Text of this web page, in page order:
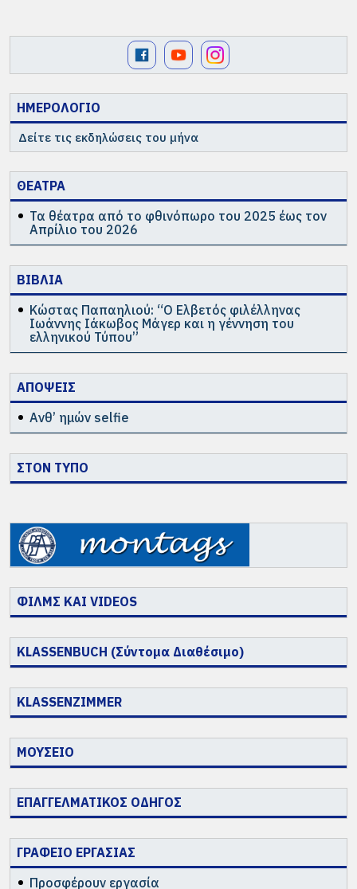
ΗΜΕΡΟΛΟΓΙΟ
Δείτε τις εκδηλώσεις του μήνα
ΘΕΑΤΡΑ
Τα θέατρα από το φθινόπωρο του 2025 έως τον
Απρίλιο του 2026
ΒΙΒΛΙΑ
Κώστας Παπαηλιού: “Ο Ελβετός φιλέλληνας
Ιωάννης Ιάκωβος Μάγερ και η γέννηση του
ελληνικού Τύπου”
ΑΠΟΨΕΙΣ
Ανθ’ ημών selfie
ΣΤΟΝ ΤΥΠΟ
ΦΙΛΜΣ ΚΑΙ VIDEOS
KLASSENBUCH (Σύντομα Διαθέσιμο)
KLASSENZIMMER
ΜΟΥΣΕΙΟ
ΕΠΑΓΓΕΛΜΑΤΙΚΟΣ ΟΔΗΓΟΣ
ΓΡΑΦΕΙΟ ΕΡΓΑΣΙΑΣ
Προσφέρουν εργασία